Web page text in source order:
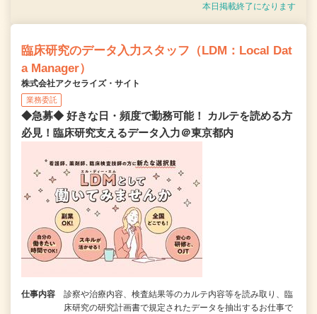
本日掲載終了になります
臨床研究のデータ入力スタッフ（LDM：Local Dat
a Manager）
株式会社アクセライズ・サイト
業務委託
◆急募◆ 好きな日・頻度で勤務可能！ カルテを読める方
必見！臨床研究支えるデータ入力＠東京都内
仕事内容
診察や治療内容、検査結果等のカルテ内容等を読み取り、臨
床研究の研究計画書で規定されたデータを抽出するお仕事で